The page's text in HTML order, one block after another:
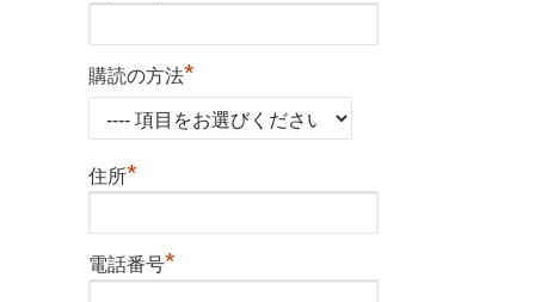
購読の方法*
住所*
電話番号*